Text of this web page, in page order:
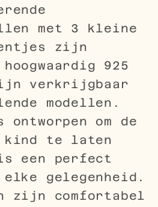
met 3 kleine
zijn
925
verkrijgbaar
modellen.
om de
kind te laten
een perfect
elke gelegenheid.
zijn comfortabel